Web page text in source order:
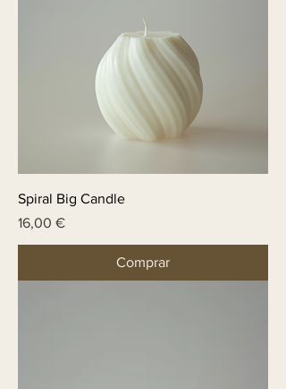
Spiral Big Candle
Price
16,00 €
Comprar